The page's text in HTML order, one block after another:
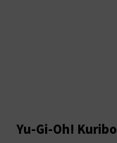
Yu-Gi-Oh!